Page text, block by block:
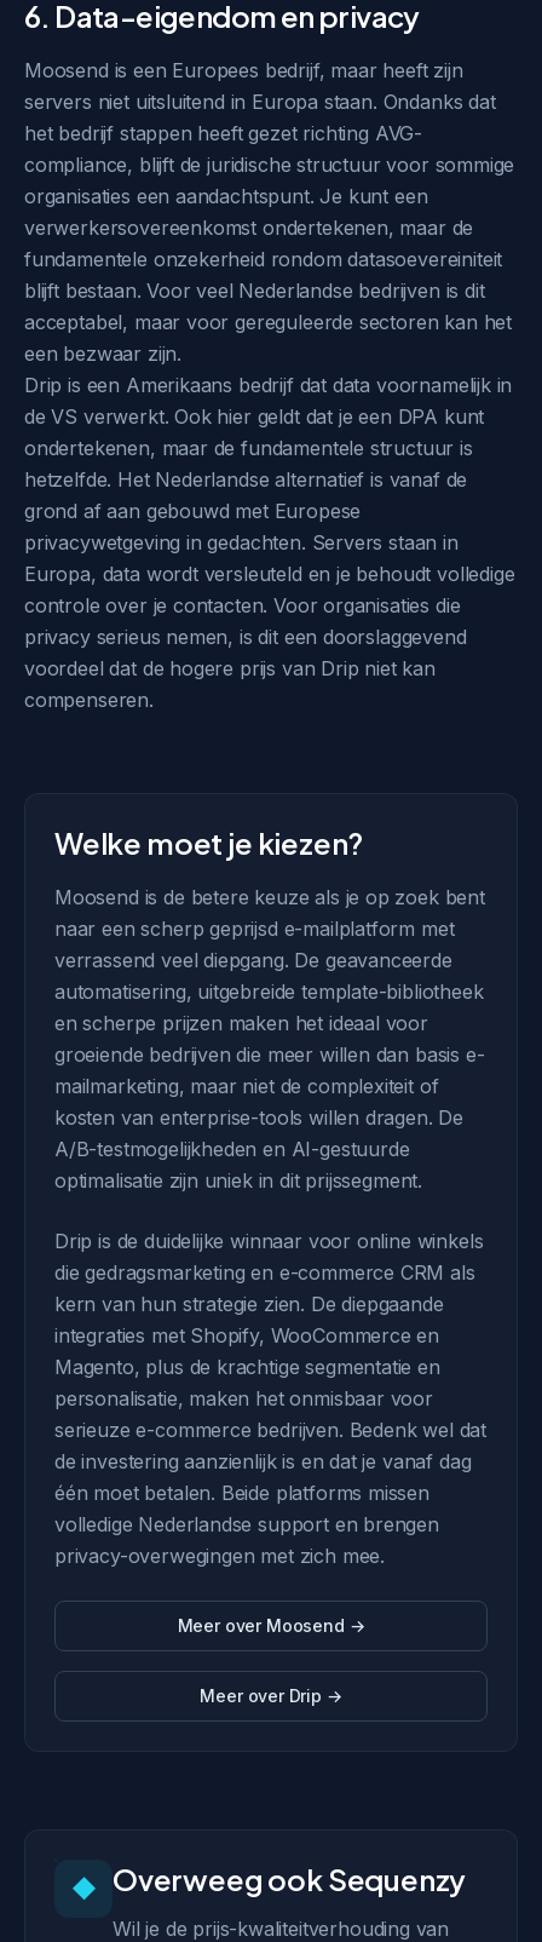
6. Data-eigendom en privacy
Moosend is een Europees bedrijf, maar heeft zijn
servers niet uitsluitend in Europa staan. Ondanks dat
het bedrijf stappen heeft gezet richting AVG-
compliance, blijft de juridische structuur voor sommige
organisaties een aandachtspunt. Je kunt een
verwerkersovereenkomst ondertekenen, maar de
fundamentele onzekerheid rondom datasoevereiniteit
blijft bestaan. Voor veel Nederlandse bedrijven is dit
acceptabel, maar voor gereguleerde sectoren kan het
een bezwaar zijn.
Drip is een Amerikaans bedrijf dat data voornamelijk in
de VS verwerkt. Ook hier geldt dat je een DPA kunt
ondertekenen, maar de fundamentele structuur is
hetzelfde. Het Nederlandse alternatief is vanaf de
grond af aan gebouwd met Europese
privacywetgeving in gedachten. Servers staan in
Europa, data wordt versleuteld en je behoudt volledige
controle over je contacten. Voor organisaties die
privacy serieus nemen, is dit een doorslaggevend
voordeel dat de hogere prijs van Drip niet kan
compenseren.
Welke moet je kiezen?
Moosend is de betere keuze als je op zoek bent
naar een scherp geprijsd e-mailplatform met
verrassend veel diepgang. De geavanceerde
automatisering, uitgebreide template-bibliotheek
en scherpe prijzen maken het ideaal voor
groeiende bedrijven die meer willen dan basis e-
mailmarketing, maar niet de complexiteit of
kosten van enterprise-tools willen dragen. De
A/B-testmogelijkheden en AI-gestuurde
optimalisatie zijn uniek in dit prijssegment.
Drip is de duidelijke winnaar voor online winkels
die gedragsmarketing en e-commerce CRM als
kern van hun strategie zien. De diepgaande
integraties met Shopify, WooCommerce en
Magento, plus de krachtige segmentatie en
personalisatie, maken het onmisbaar voor
serieuze e-commerce bedrijven. Bedenk wel dat
de investering aanzienlijk is en dat je vanaf dag
één moet betalen. Beide platforms missen
volledige Nederlandse support en brengen
privacy-overwegingen met zich mee.
Meer over Moosend →
Meer over Drip →
◆ Overweeg ook Sequenzy
Wil je de prijs-kwaliteitverhouding van